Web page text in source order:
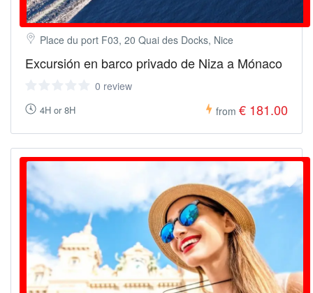
Place du port F03, 20 Quai des Docks, Nice
Excursión en barco privado de Niza a Mónaco
0 review
4H or 8H from € 181.00